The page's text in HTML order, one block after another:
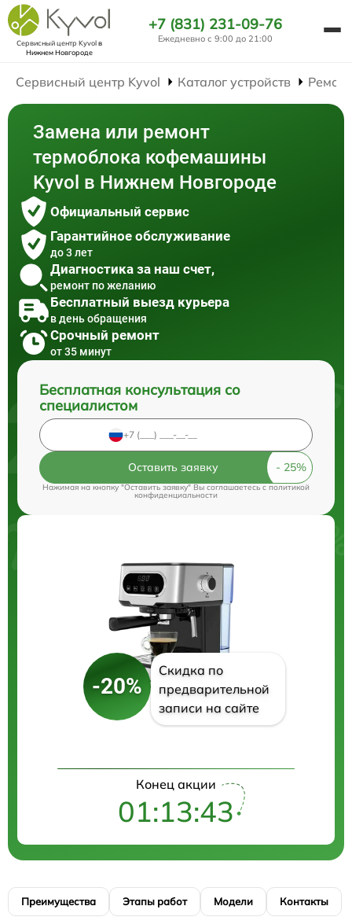
Сервисный центр Kyvolв
Нижнем Новгороде
+7 (831) 231-09-76
Ежедневно с 9:00 до 21:00
Сервисный центр Kyvol Каталог устройств
Замена или ремонт
термоблока кофемашины
Kyvol в Нижнем Новгороде
Официальный сервис
Гарантийное обслуживание
до 3 лет
Диагностика за наш счет,
ремонт по желанию
Бесплатный выезд курьера
в день обращения
Срочный ремонт
от 35 минут
Бесплатная консультация со
специалистом
Оставить заявку
Нажимая на кнопку "Оставить заявку" Вы соглашаетесь cполитикой
конфиденциальности
-20%
Скидка по
предварительной
записи на сайте
Конец акции
01:13:43
Преимущества Этапы работ Модели Контакты